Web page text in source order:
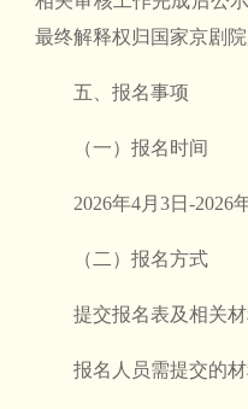
最终解释权归国家京剧院
五、报名事项
（一）报名时间
2026年4月3日-2026
（二）报名方式
提交报名表及相关
报名人员需提交的材